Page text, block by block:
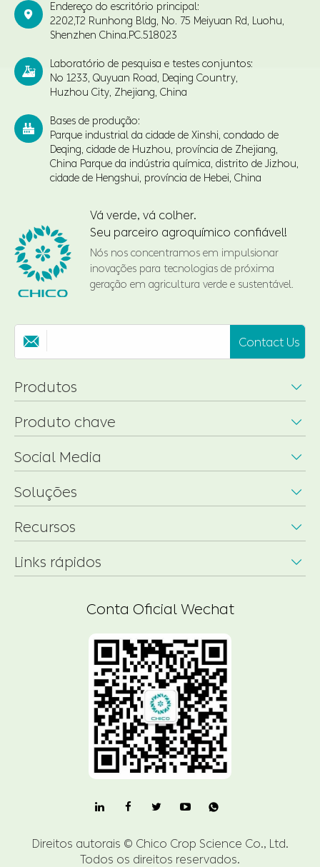

Endereço do escritório principal:
2202,T2 Runhong Bldg, No. 75 Meiyuan Rd, Luohu,
Shenzhen China.PC.518023

Laboratório de pesquisa e testes conjuntos:
No 1233, Quyuan Road, Deqing Country,
Huzhou City, Zhejiang, China

Bases de produção:
Parque industrial da cidade de Xinshi, condado de
Deqing, cidade de Huzhou, província de Zhejiang,
China Parque da indústria química, distrito de Jizhou,
cidade de Hengshui, província de Hebei, China
Vá verde, vá colher.
Seu parceiro agroquímico confiável!
Nós nos concentramos em impulsionar
inovações para tecnologias de próxima
geração em agricultura verde e sustentável.
 Contact Us
Produtos 
Produto chave 
Social Media 
Soluções 
Recursos 
Links rápidos 
Conta Oficial Wechat

Direitos autorais © Chico Crop Science Co., Ltd.
Todos os direitos reservados.